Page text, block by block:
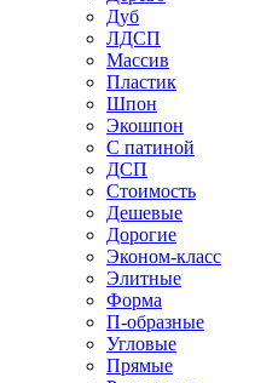
Дуб
ЛДСП
Массив
Пластик
Шпон
Экошпон
С патиной
ДСП
Стоимость
Дешевые
Дорогие
Эконом-класс
Элитные
Форма
П-образные
Угловые
Прямые